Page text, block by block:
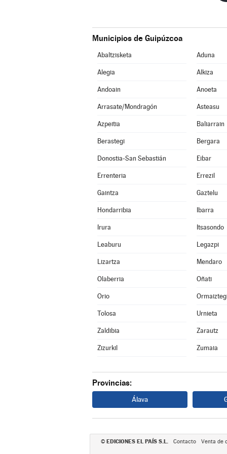
Municipios de Guipúzcoa
Abaltzisketa Aduna
Alegia Alkiza
Andoain Anoeta
Arrasate/Mondragón Asteasu
Azpeitia Baliarrain
Berastegi Bergara
Donostia-San Sebastián Eibar
Errenteria Errezil
Gaintza Gaztelu
Hondarribia Ibarra
Irura Itsasondo
Leaburu Legazpi
Lizartza Mendaro
Olaberria Oñati
Orio
Tolosa Urnieta
Zaldibia Zarautz
Zizurkil Zumaia
Provincias:
Álava
© EDICIONES EL PAÍS S.L. Contacto Venta de